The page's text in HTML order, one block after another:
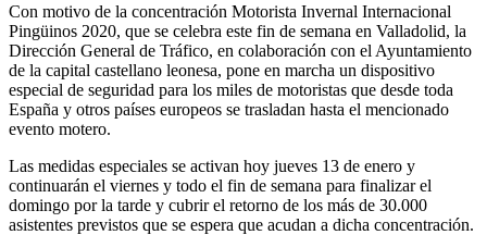
Con motivo de la concentración Motorista Invernal Internacional
Pingüinos 2020, que se celebra este fin de semana en Valladolid, la
Dirección General de Tráfico, en colaboración con el Ayuntamiento
de la capital castellano leonesa, pone en marcha un dispositivo
especial de seguridad para los miles de motoristas que desde toda
España y otros países europeos se trasladan hasta el mencionado
evento motero.
Las medidas especiales se activan hoy jueves 13 de enero y
continuarán el viernes y todo el fin de semana para finalizar el
domingo por la tarde y cubrir el retorno de los más de 30.000
asistentes previstos que se espera que acudan a dicha concentración.